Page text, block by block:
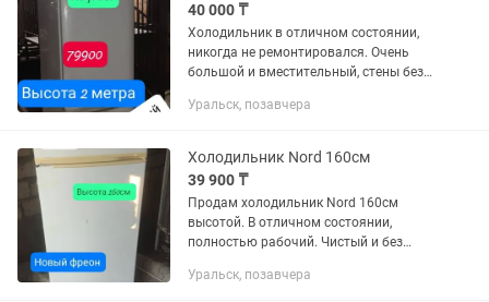
40 000 ₸
Холодильник в отличном состоянии,
никогда не ремонтировался. Очень
большой и вместительный, стены без
замораживает, все полки и
Убедиться в...
Уральск, позавчера
Холодильник Nord 160см
39 900 ₸
Продам холодильник Nord 160см
высотой. В отличном состоянии,
полностью рабочий. Чистый и без
Возможно будет проверить на месте.
Уральск, позавчера